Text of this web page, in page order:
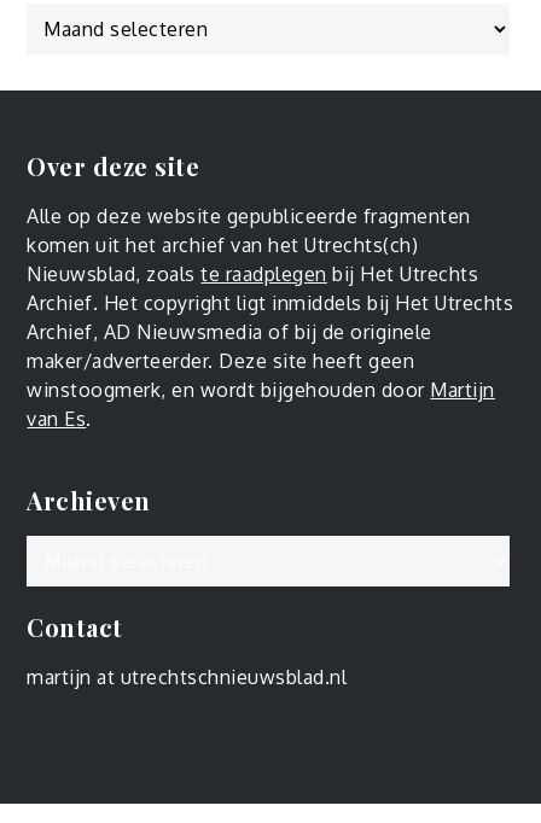
Over deze site
Alle op deze website gepubliceerde fragmenten
komen uit het archief van het Utrechts(ch)
Nieuwsblad, zoalste raadplegen bij Het Utrechts
Archief. Het copyright ligt inmiddels bij Het Utrechts
Archief, AD Nieuwsmedia of bij de originele
maker/adverteerder. Deze site heeft geen
winstoogmerk, en wordt bijgehouden door Martijn
van Es.
Archieven
Contact
martijn at utrechtschnieuwsblad.nl